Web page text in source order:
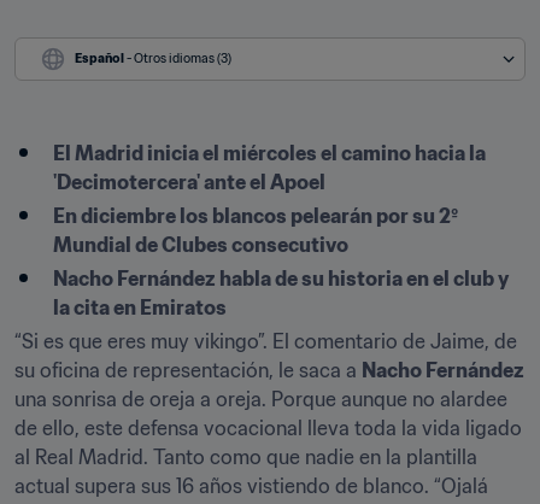
Español - Otros idiomas (3)
El Madrid inicia el miércoles el camino hacia la
'Decimotercera' ante el Apoel
En diciembre los blancos pelearán por su 2º
Mundial de Clubes consecutivo
Nacho Fernández habla de su historia en el club y
la cita en Emiratos
“Si es que eres muy vikingo”. El comentario de Jaime, de
su oficina de representación, le saca a Nacho Fernández
una sonrisa de oreja a oreja. Porque aunque no alardee
de ello, este defensa vocacional lleva toda la vida ligado
al Real Madrid. Tanto como que nadie en la plantilla
actual supera sus 16 años vistiendo de blanco. “Ojalá